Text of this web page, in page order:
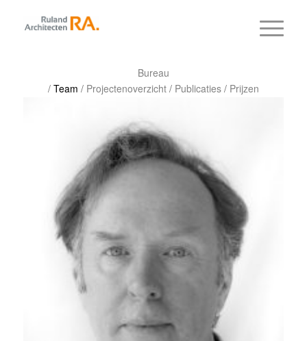
Bureau
/ Team / Projectenoverzicht/ Publicaties/ Prijzen